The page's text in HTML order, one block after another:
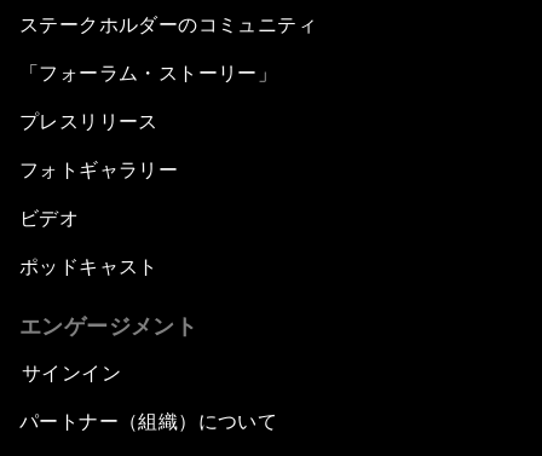
ステークホルダーのコミュニティ
「フォーラム・ストーリー」
プレスリリース
フォトギャラリー
ビデオ
ポッドキャスト
エンゲージメント
サインイン
パートナー（組織）について